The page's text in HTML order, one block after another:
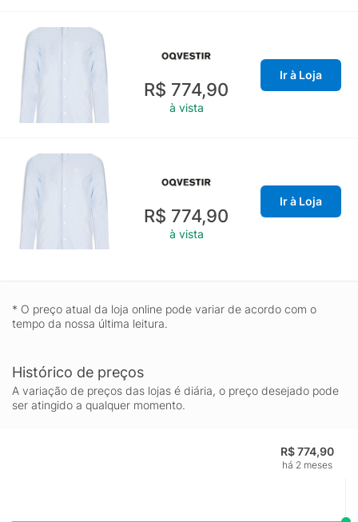
R$ 774,90
à vista
Ir à Loja
R$ 774,90
à vista
Ir à Loja
* O preço atual da loja online pode variar de acordo com o
tempo da nossa última leitura.
Histórico de preços
A variação de preços das lojas é diária, o preço desejado pode
ser atingido a qualquer momento.
R$ 774,90
há 2 meses